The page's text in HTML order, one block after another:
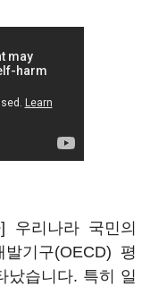
우리나라 국민의
기구(OECD) 평
났습니다. 특히 일